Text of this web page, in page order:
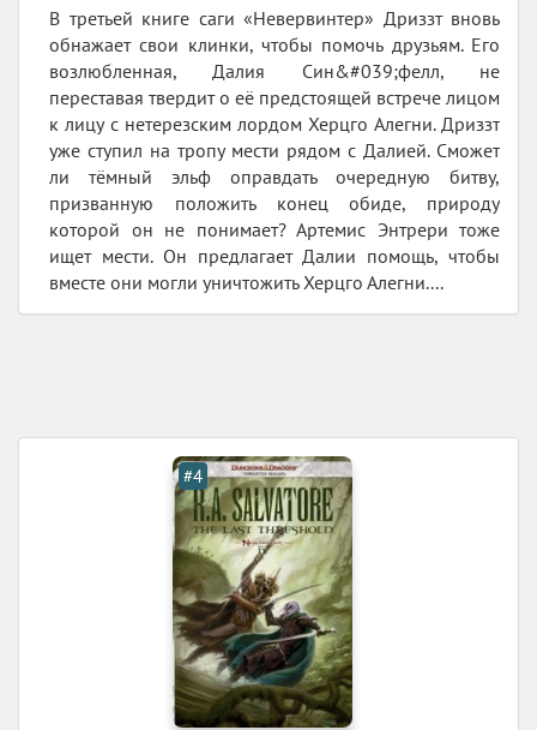
В третьей книге саги «Невервинтер» Дриззт вновь
обнажает свои клинки, чтобы помочь друзьям. Его
возлюбленная, Далия Син&#039;фелл, не
переставая твердит о её предстоящей встрече лицом
к лицу с нетерезским лордом Херцго Алегни. Дриззт
уже ступил на тропу мести рядом с Далией. Сможет
ли тёмный эльф оправдать очередную битву,
призванную положить конец обиде, природу
которой он не понимает? Артемис Энтрери тоже
ищет мести. Он предлагает Далии помощь, чтобы
вместе они могли уничтожить Херцго Алегни....
#4